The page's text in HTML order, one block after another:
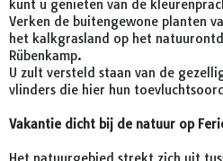
kunt u genieten van de
Verken de buitengewone planten
het kalkgrasland op het
Rübenkamp.
U zult versteld staan van de
vlinders die hier hun
Vakantie dicht bij de natuur op